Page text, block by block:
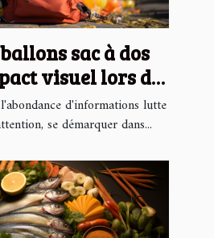
sac à dos
visuel lors de
caritativesd'informations lutte
se démarquer dans...